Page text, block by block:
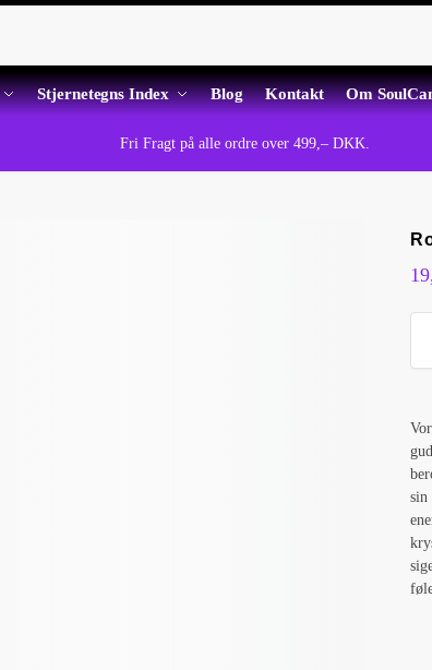
Stjernetegns Index Blog Kontakt Om
Fri Fragt på alle ordre over 499,– DKK.
sin